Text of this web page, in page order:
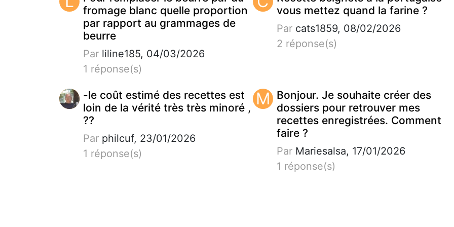
fromage blanc quelle proportion
par rapport au grammages de
beurre
Par liline185, 04/03/2026
1 réponse(s)
vous mettez quand la farine ?
Parcats1859, 08/02/2026
2 réponse(s)
-le coût estimé des recettes est
loin de la vérité très très minoré ,
??
Par philcuf, 23/01/2026
1 réponse(s)
M Bonjour. Je souhaite créer des
dossiers pour retrouver mes
recettes enregistrées. Comment
faire ?
ParMariesalsa, 17/01/2026
1 réponse(s)